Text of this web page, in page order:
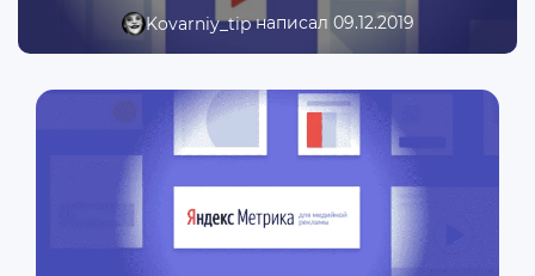
Kovarniy_tipнаписал 09.12.2019